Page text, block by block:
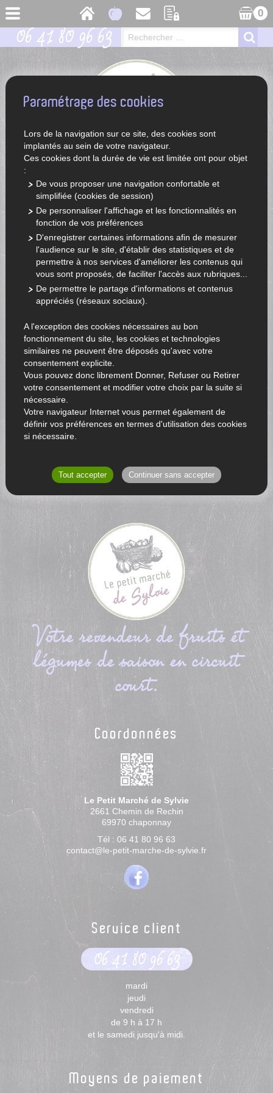
0
06 41 80 96 63
ACCUEIL LÉGUMES ET FRUITS DE SAISON
Votre revendeur de fruits et
légumes de saison en circuit
court.
Coordonnées
Le Petit Marché de Sylvie
2661 Chemin de Rechin
69970 chaponnay
Tél : 06 41 80 96 63
contact@le-petit-marche-de-sylvie.fr
Service client
06 41 80 96 63
mardi
jeudi
vendredi
de 9 h à 17 h
et le samedi jusqu'à midi.
Moyens de paiement
Paramétrage des cookies
Lors de la navigation sur ce site, des cookies sont
implantés au sein de votre navigateur.
Ces cookies dont la durée de vie est limitée ont pour objet
:
De vous proposer une navigation confortable et
simplifiée (cookies de session)
De personnaliser l'affichage et les fonctionnalités en
fonction de vos préférences
D'enregistrer certaines informations afin de mesurer
l'audience sur le site, d'établir des statistiques et de
permettre à nos services d'améliorer les contenus qui
vous sont proposés, de faciliter l'accès aux rubriques...
De permettre le partage d'informations et contenus
appréciés (réseaux sociaux).
A l'exception des cookies nécessaires au bon
fonctionnement du site, les cookies et technologies
similaires ne peuvent être déposés qu'avec votre
consentement explicite.
Vous pouvez donc librement Donner, Refuser ou Retirer
votre consentement et modifier votre choix par la suite si
nécessaire.
Votre navigateur Internet vous permet également de
définir vos préférences en termes d'utilisation des cookies
si nécessaire.
Tout accepter Continuer sans accepter